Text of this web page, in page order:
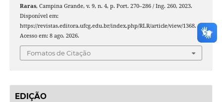
Raras, Campina Grande, v. 9, n. 4, p. Port. 270–286 / Ing. 260, 2023.
Disponível em:
https://revistas.editora.ufcg.edu.br/index.php/RLR/article/view/1368.
Acesso em: 8 ago. 2026.
Fomatos de Citação
EDIÇÃO